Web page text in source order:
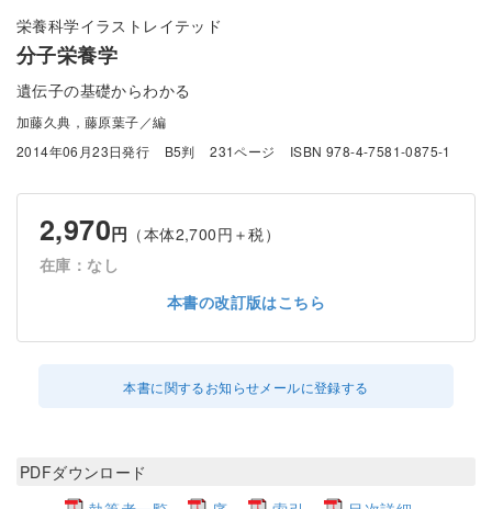
栄養科学イラストレイテッド
分子栄養学
遺伝子の基礎からわかる
加藤久典，藤原葉子／編
2014年06月23日発行
B5判 231ページ ISBN 978-4-7581-0875-1
2,970円 （本体2,700円＋税）
在庫：なし
本書の改訂版はこちら
本書に関するお知らせメールに登録する
PDFダウンロード